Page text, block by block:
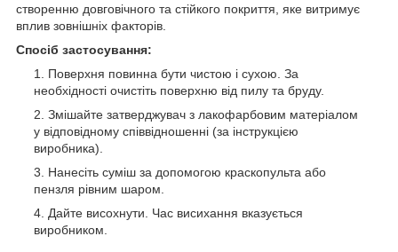
створенню довговічного та стійкого покриття, яке витримує
вплив зовнішніх факторів.
Спосіб застосування:
Поверхня повинна бути чистою і сухою. За
необхідності очистіть поверхню від пилу та бруду.
Змішайте затверджувач з лакофарбовим матеріалом
у відповідному співвідношенні (за інструкцією
виробника).
Нанесіть суміш за допомогою краскопульта або
пензля рівним шаром.
Дайте висохнути. Час висихання вказується
виробником.